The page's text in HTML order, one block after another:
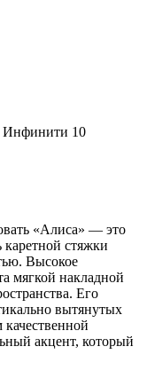
«Алиса» — это
каретной стяжки
Высокое
мягкой накладной
Его
вытянутых
акцент, который